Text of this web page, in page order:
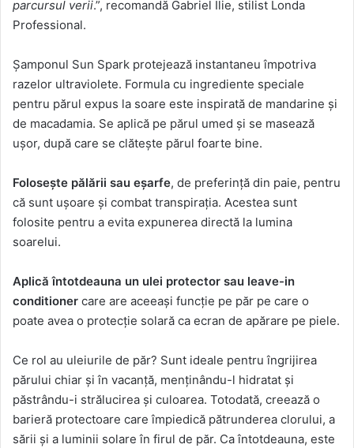
parcursul verii.”, recomandă Gabriel Ilie, stilist Londa
Professional.
Șamponul Sun Spark protejează instantaneu împotriva
razelor ultraviolete. Formula cu ingrediente speciale
pentru părul expus la soare este inspirată de mandarine și
de macadamia. Se aplică pe părul umed și se masează
ușor, după care se clătește părul foarte bine.
Folosește pălării sau eșarfe, de preferință din paie, pentru
că sunt ușoare și combat transpirația. Acestea sunt
folosite pentru a evita expunerea directă la lumina
soarelui.
Aplică întotdeauna un ulei protector sau leave-in
conditioner care are aceeași funcție pe păr pe care o
poate avea o protecție solară ca ecran de apărare pe piele.
Ce rol au uleiurile de păr? Sunt ideale pentru îngrijirea
părului chiar și în vacanță, menținându-l hidratat și
păstrându-i strălucirea și culoarea. Totodată, creează o
barieră protectoare care împiedică pătrunderea clorului, a
sării și a luminii solare în firul de păr. Ca întotdeauna, este